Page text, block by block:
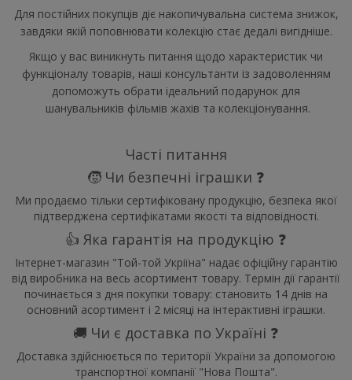
Для постійних покупців діє накопичувальна система знижок,
завдяки якій поповнювати колекцію стає дедалі вигідніше.
Якщо у вас виникнуть питання щодо характеристик чи
функціоналу товарів, наші консультанти із задоволенням
допоможуть обрати ідеальний подарунок для
шанувальників фільмів жахів та колекціонування.
Часті питання
🧒 Чи безпечні іграшки ❓
Ми продаємо тільки сертифіковану продукцію, безпека якої
підтверджена сертифікатами якості та відповідності.
👍 Яка гарантія на продукцію ❓
Інтернет-магазин "Той-той Укріїна" надає офіційну гарантію
від виробника на весь асортимент товару. Термін дії гарантії
починається з дня покупки товару: становить 14 днів на
основний асортимент і 2 місяці на інтерактивні іграшки.
🚚 Чи є доставка по Україні ❓
Доставка здійснюється по території України за допомогою
транспортної компанії "Нова Пошта".